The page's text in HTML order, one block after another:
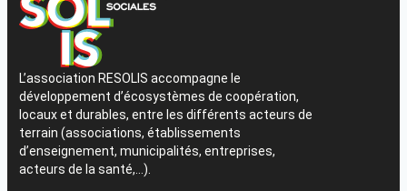
L’association RESOLIS accompagne le
développement d’écosystèmes de coopération,
locaux et durables, entre les différents acteurs de
terrain (associations, établissements
d’enseignement, municipalités, entreprises,
acteurs de la santé,…).